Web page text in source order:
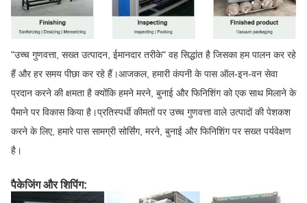
"उच्च गुणवत्ता, सख्त उत्पादन, ईमानदार तरीके" वह सिद्धांत है जिसका हम पालन कर रहे
हैं और हर समय पीछा कर रहे हैं।आजकल, हमारी कंपनी के पास ऑल-इन-वन सेवा
प्रदान करने की क्षमता है क्योंकि हमने मरने, बुनाई और फिनिशिंग को एक साथ मिलाने के
पैमाने पर विकास किया है।प्रतिस्पर्धी कीमतों पर उच्च गुणवत्ता वाले उत्पादों की पेशकश
करने के लिए, हमारे पास सामग्री सोर्सिंग, मरने, बुनाई और फिनिशिंग पर सख्त पर्यवेक्षण
है।
पैकेजिंग और शिपिंग: